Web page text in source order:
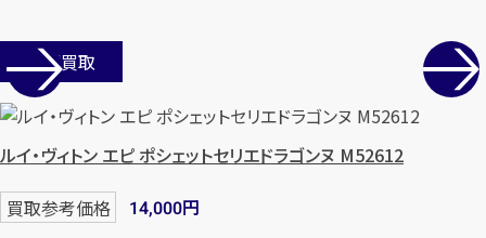
店舗買取
ルイ・ヴィトン エピ ポシェットセリエドラゴンヌ M52612
買取参考価格 14,000円